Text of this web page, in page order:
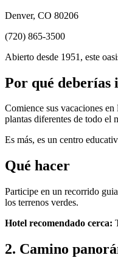
Denver, CO 80206
(720) 865-3500
Abierto desde 1951, este
Por qué deberías
Comience sus vacaciones
plantas diferentes de todo el
Es más, es un centro
Qué hacer
Participe en un recorrido
los terrenos verdes.
Hotel recomendado cerca:
2. Camino